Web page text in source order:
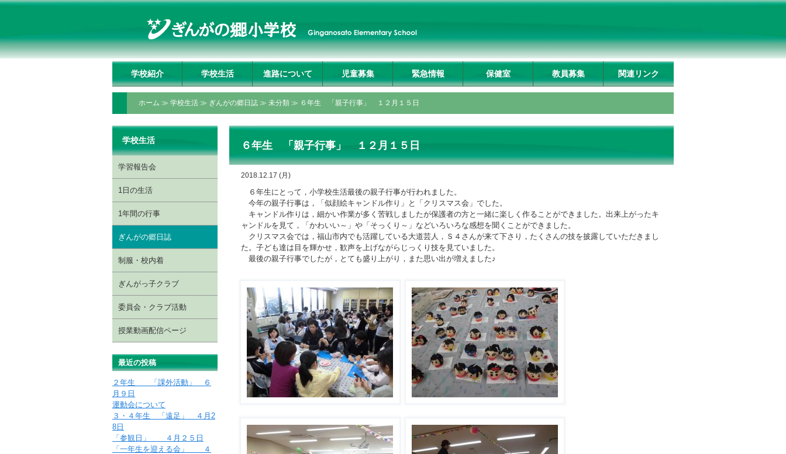
学校紹介 学校生活 進路について 児童募集
見学
緊急情報 保健室 教員募集 関連リンク
ホーム ≫ 学校生活 ≫ ぎんがの郷日誌 ≫ 未分類 ≫ ６年生 「親子行事」 １２月１５日
６年生 「親子行事」 １２月１５日
2018.12.17 (月)
６年生にとって，小学校生活最後の親子行事が行われました。
今年の親子行事は，「似顔絵キャンドル作り」と「クリスマス会」でした。
キャンドル作りは，細かい作業が多く苦戦しましたが保護者の方と一緒に楽しく作ることができました。出来上がったキ
ャンドルを見て，「かわいい～」や「そっくり～」などいろいろな感想を聞くことができました。
クリスマス会では，福山市内でも活躍している大道芸人，Ｓ４さんが来て下さり，たくさんの技を披露していただきまし
た。子ども達は目を輝かせ，歓声を上げながらじっくり技を見ていました。
最後の親子行事でしたが，とても盛り上がり，また思い出が増えました♪
学校生活
学習報告会
1日の生活
1年間の行事
ぎんがの郷日誌
制服・校内着
ぎんがっ子クラブ
委員会・クラブ活動
授業動画配信ページ
最近の投稿
２年生 「課外活動」 ６
月９日
運動会について
３・４年生 「遠足」 ４月2
8日
「参観日」 ４月２５日
「一年生を迎える会」 ４